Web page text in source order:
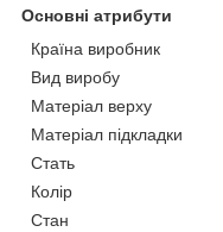
Основні атрибути
Країна виробник
Вид виробу
Матеріал верху
Матеріал підкладки
Стать
Колір
Стан